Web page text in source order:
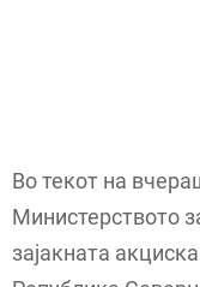
Во текот на
Министерството
зајакната